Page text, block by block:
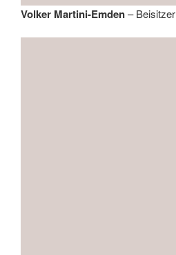
Volker Martini-Emden– Beisitzer